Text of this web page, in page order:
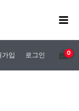
가입 로그인